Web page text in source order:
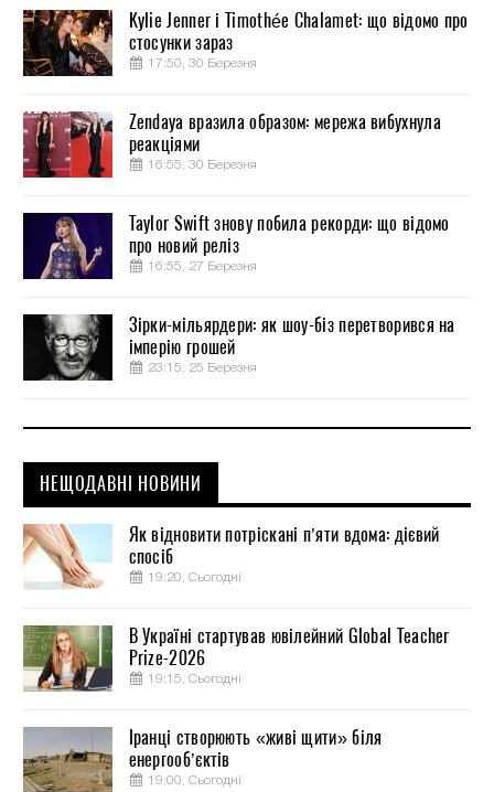
Kylie Jenner і Timothée Chalamet: що відомо про
стосунки зараз
17:50, 30 Березня
Zendaya вразила образом: мережа вибухнула
реакціями
16:55, 30 Березня
Taylor Swift знову побила рекорди: що відомо
про новий реліз
16:55, 27 Березня
Зірки-мільярдери: як шоу-біз перетворився на
імперію грошей
23:15, 25 Березня
НЕЩОДАВНІ НОВИНИ
Як відновити потріскані п’яти вдома: дієвий
спосіб
19:20, Сьогодні
В Україні стартував ювілейний Global Teacher
Prize-2026
19:15, Сьогодні
Іранці створюють «живі щити» біля
енергооб’єктів
19:00, Сьогодні